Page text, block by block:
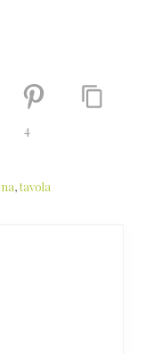
4
,tavola